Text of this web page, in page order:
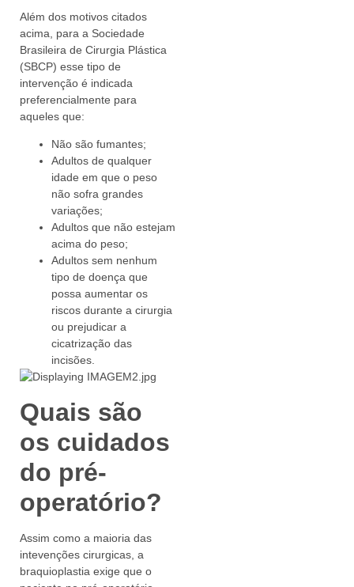
Além dos motivos citados
acima, para a Sociedade
Brasileira de Cirurgia Plástica
(SBCP) esse tipo de
intervenção é indicada
preferencialmente para
aqueles que:
Não são fumantes;
Adultos de qualquer
idade em que o peso
não sofra grandes
variações;
Adultos que não estejam
acima do peso;
Adultos sem nenhum
tipo de doença que
possa aumentar os
riscos durante a cirurgia
ou prejudicar a
cicatrização das
incisões.
Quais são
os cuidados
do pré-
operatório?
Assim como a maioria das
intevenções cirurgicas, a
braquioplastia exige que o